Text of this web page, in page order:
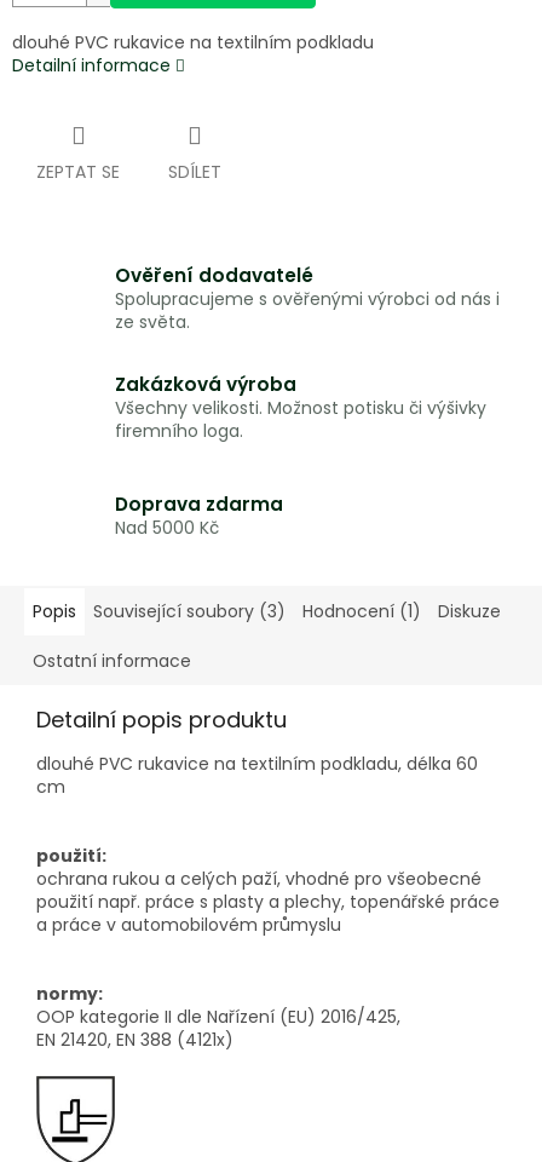
dlouhé PVC rukavice na textilním podkladu
Detailní informace
ZEPTAT SE SDÍLET
Ověření dodavatelé
Spolupracujeme s ověřenými výrobci od nás i
ze světa.
Zakázková výroba
Všechny velikosti. Možnost potisku či výšivky
firemního loga.
Doprava zdarma
Nad 5000 Kč
Popis Související soubory (3) Hodnocení (1) Diskuze
Ostatní informace
Detailní popis produktu
dlouhé PVC rukavice na textilním podkladu, délka 60
cm
použití:
ochrana rukou a celých paží, vhodné pro všeobecné
použití např. práce s plasty a plechy, topenářské práce
a práce v automobilovém průmyslu
normy:
OOP kategorie II dle Nařízení (EU) 2016/425,
EN 21420, EN 388 (4121x)